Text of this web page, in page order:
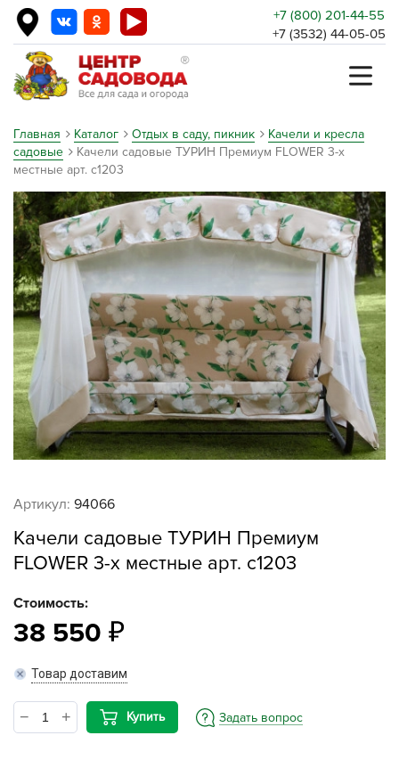
+7 (800) 201-44-55
+7 (3532) 44-05-05
Главная Каталог Отдых в саду, пикник
Качели и кресла
садовые
Качели садовые ТУРИН Премиум FLOWER 3-х
местные арт. с1203
Артикул: 94066
Качели садовые ТУРИН Премиум
FLOWER 3-х местные арт. с1203
Стоимость:
38 550
Товар доставим
Купить Задать вопрос